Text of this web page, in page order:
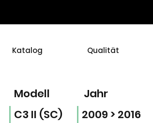
Katalog Qualität
Modell Jahr
C3 II (SC)
2009 > 2016